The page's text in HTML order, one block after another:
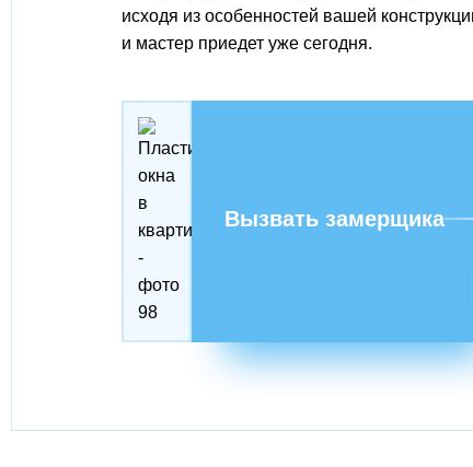
исходя из особенностей вашей
и мастер приедет уже сегодня.
Вызвать замерщика